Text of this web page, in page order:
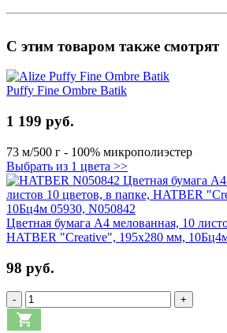
С этим товаром также смотрят
Puffy Fine Ombre Batik
1 199 руб.
73 м/500 г - 100% микрополиэстер
Выбрать из 1 цвета >>
Цветная бумага А4 мелованная, 10
HATBER "Creative", 195х280 мм,
98 руб.
- +